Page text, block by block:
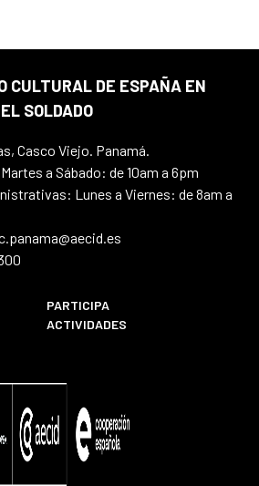
CULTURAL DE ESPAÑA EN
SOLDADO
Casco Viejo. Panamá.
a Sábado: de 10am a 6pm
Lunes a Viernes: de 8am a
PARTICIPA
ACTIVIDADES